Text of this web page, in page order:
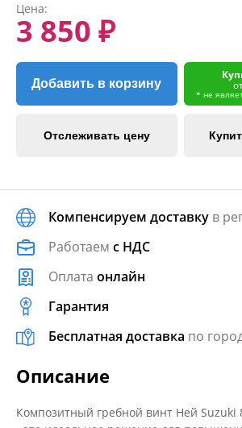
Цена:
3 850 ₽
Добавить в корзину
* не
Отслеживать цену
Компенсируем доставку в
Работаем с НДС
Оплата онлайн
Гарантия
Бесплатная доставка по
Описание
Композитный гребной винт Ней Suzuki